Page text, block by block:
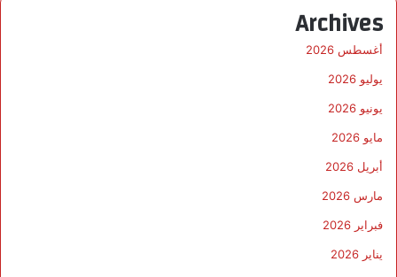
Archives
أغسطس 2026
يوليو 2026
يونيو 2026
مايو 2026
أبريل 2026
مارس 2026
فبراير 2026
يناير 2026